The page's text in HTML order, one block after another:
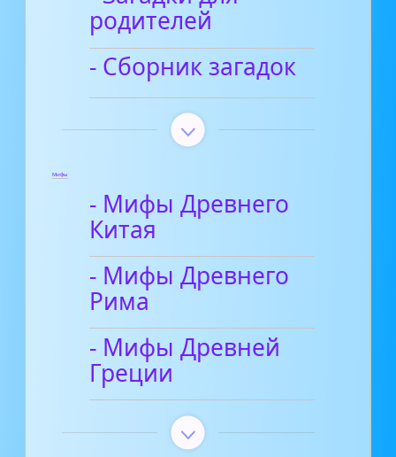
родителей
- Сборник загадок
Мифы
- Мифы Древнего
Китая
- Мифы Древнего
Рима
- Мифы Древней
Греции